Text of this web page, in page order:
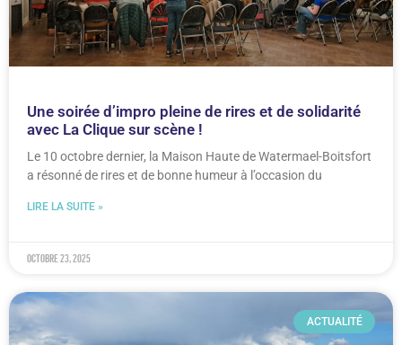
Une soirée d’impro pleine de rires et de solidarité
avec La Clique sur scène !
Le 10 octobre dernier, la Maison Haute de Watermael-Boitsfort
a résonné de rires et de bonne humeur à l’occasion du
LIRE LA SUITE »
octobre 23, 2025
ACTUALITÉ